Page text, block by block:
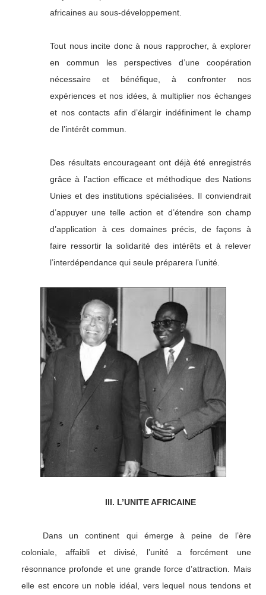
africaines au sous-développement.
Tout nous incite donc à nous rapprocher, à explorer
en commun les perspectives d’une coopération
nécessaire et bénéfique, à confronter nos
expériences et nos idées, à multiplier nos échanges
et nos contacts afin d’élargir indéfiniment le champ
de l’intérêt commun.
Des résultats encourageant ont déjà été enregistrés
grâce à l’action efficace et méthodique des Nations
Unies et des institutions spécialisées. Il conviendrait
d’appuyer une telle action et d’étendre son champ
d’application à ces domaines précis, de façons à
faire ressortir la solidarité des intérêts et à relever
l’interdépendance qui seule préparera l’unité.
III. L’UNITE AFRICAINE
Dans un continent qui émerge à peine de l’ère
coloniale, affaibli et divisé, l’unité a forcément une
résonnance profonde et une grande force d’attraction. Mais
elle est encore un noble idéal, vers lequel nous tendons et